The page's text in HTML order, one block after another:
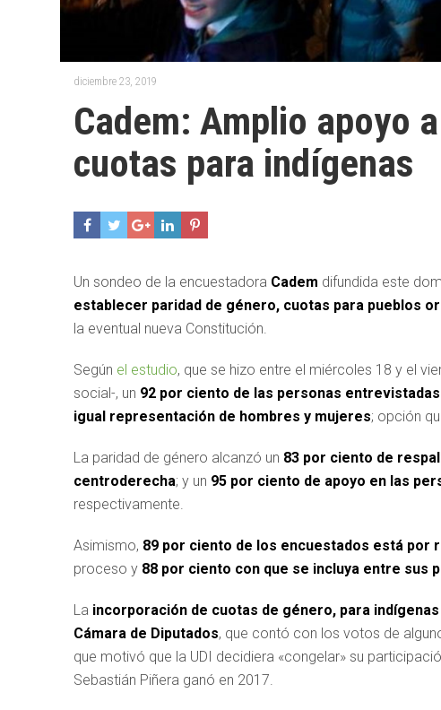
diciembre 23, 2019
Cadem: Amplio apoyo
cuotas para indígenas
Un sondeo de la encuestadora Cadem difundida este
establecer paridad de género, cuotas para pueblos
la eventual nueva Constitución.
Según el estudio, que se hizo entre el miércoles 18 y el
social-, un 92 por ciento de las personas
igual representación de hombres y mujeres; opción
La paridad de género alcanzó un 83 por ciento de
centroderecha; y un 95 por ciento de apoyo en las
respectivamente.
Asimismo, 89 por ciento de los encuestados está
proceso y 88 por ciento con que se incluya entre sus
La incorporación de cuotas de género, para
Cámara de Diputados, que contó con los votos de
que motivó que la UDI decidiera «congelar» su
Sebastián Piñera ganó en 2017.